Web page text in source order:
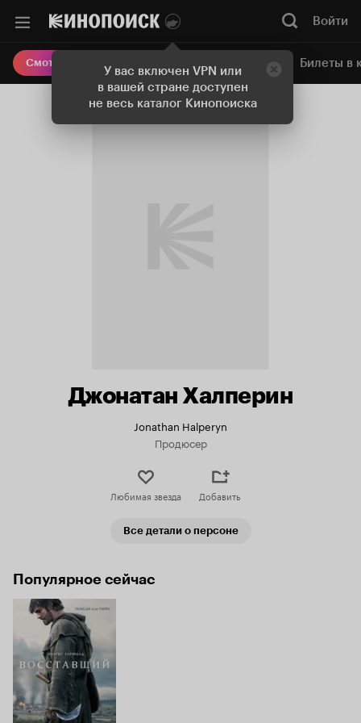
У вас включен VPN или
в вашей стране доступен
не весь каталог Кинопоиска
Войти
Смотреть кино Онлайн-кинотеатр Билеты в
Джонатан Халперин
Jonathan Halperyn
Продюсер
Любимая звезда Добавить
Все детали о персоне
Популярное сейчас